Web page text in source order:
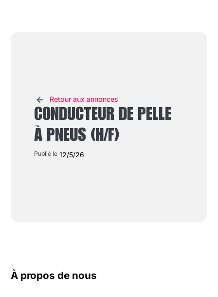
Retour aux annonces
CONDUCTEUR DE PELLE
À PNEUS (H/F)
Publié le 12/5/26
À propos de nous